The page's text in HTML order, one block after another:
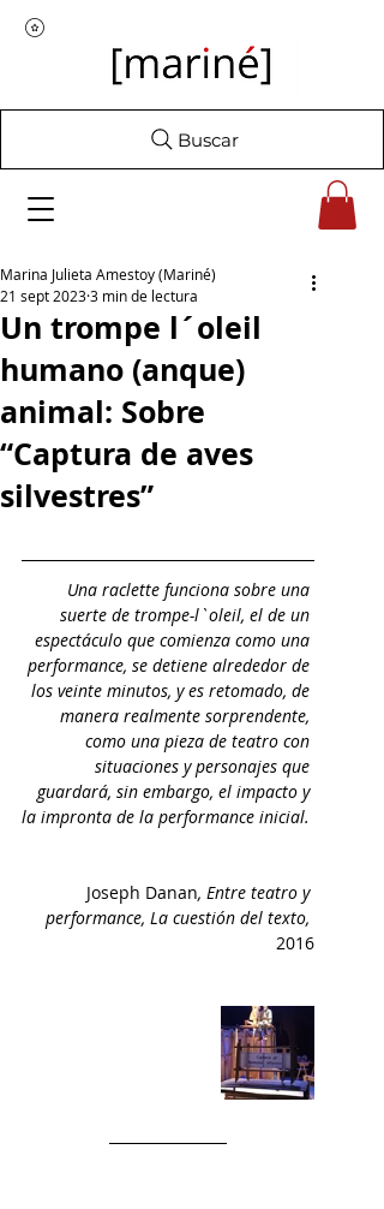
Buscar
Un trompe l´oleil
humano (anque)
animal: Sobre
“Captura de aves
silvestres”
Marina Julieta Amestoy (Mariné)
21 sept 20233 min de lectura
Una raclette funciona sobre una
suerte de trompe-l`oleil, el de un
espectáculo que comienza como una
performance, se detiene alrededor de
los veinte minutos, y es retomado, de
manera realmente sorprendente,
como una pieza de teatro con
situaciones y personajes que
guardará, sin embargo, el impacto y
la impronta de la performance inicial.
Joseph Danan, Entre teatro y
performance, La cuestión del texto,
2016